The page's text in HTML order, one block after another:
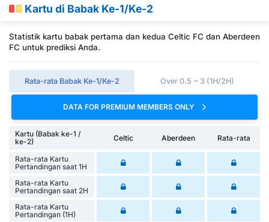
Kartu di Babak Ke-1/Ke-2
Statistik kartu babak pertama dan kedua Celtic FC dan Aberdeen
FC untuk prediksi Anda.
Rata-rata Babak Ke-1/Ke-2 Over 0.5 ~ 3 (1H/2H)
DATA FOR PREMIUM MEMBERS ONLY
Kartu (Babak ke-1 /
ke-2)
Celtic Aberdeen Rata-rata
Rata-rata Kartu
Pertandingan saat 1H
Rata-rata Kartu
Pertandingan saat 2H
Rata-rata Kartu
Pertandingan (1H)